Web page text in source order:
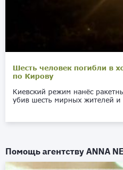
Шесть человек погибли в
по Кирову
Киевский режим нанёс
убив шесть мирных жителей
Помощь агентствуANNA